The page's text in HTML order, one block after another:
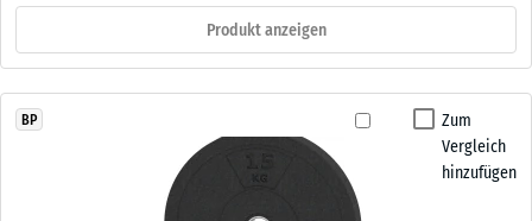
Produkt anzeigen
Zum
Vergleich
hinzufügen
BP